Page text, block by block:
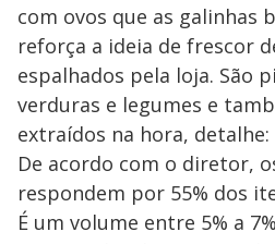
com ovos que as galinhas
reforça a ideia de frescor
espalhados pela loja. São
verduras e legumes e
extraídos na hora,
De acordo com o diretor,
respondem por 55% dos
É um volume entre 5% a